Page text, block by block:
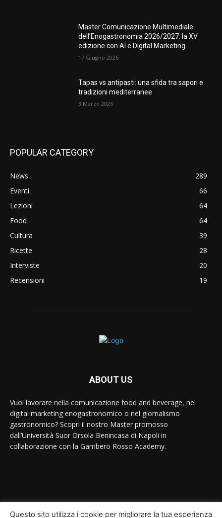
Master Comunicazione Multimediale
dell’Enogastronomia 2026/2027: la XV
edizione con AI e Digital Marketing
17 Giugno 2026
Tapas vs antipasti: una sfida tra sapori e
tradizioni mediterranee
3 Marzo 2026
POPULAR CATEGORY
News
289
Eventi
66
Lezioni
64
Food
64
Cultura
39
Ricette
28
Interviste
20
Recensioni
19
ABOUT US
Vuoi lavorare nella comunicazione food and beverage, nel
digital marketing enogastronomico o nel giornalismo
gastronomico? Scopri il nostro Master promosso
dall’Università Suor Orsola Benincasa di Napoli in
collaborazione con la Gambero Rosso Academy.
Questo sito utilizza i cookie per migliorare la tua esperienza